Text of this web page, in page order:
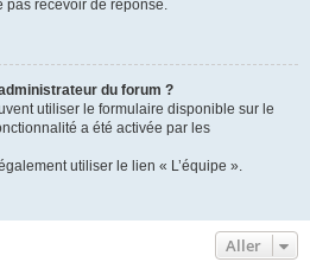
pas recevoir de réponse.
du forum ?
utiliser le formulaire disponible sur le
a été activée par les
utiliser le lien « L’équipe ».
Aller